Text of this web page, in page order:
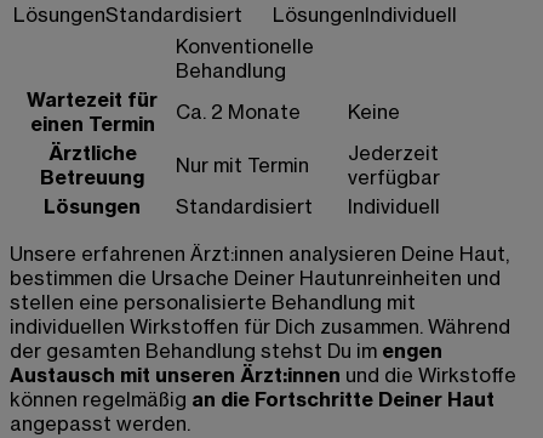
LösungenStandardisiert LösungenIndividuell
Konventionelle
Behandlung
Wartezeit für
einen Termin
Ca. 2 Monate
Keine
Ärztliche
Betreuung
Nur mit Termin
Jederzeit
verfügbar
Lösungen
Standardisiert
Individuell
Unsere erfahrenen Ärzt:innen analysieren Deine Haut,
bestimmen die Ursache Deiner Hautunreinheiten und
stellen eine personalisierte Behandlung mit
individuellen Wirkstoffen für Dich zusammen. Während
der gesamten Behandlung stehst Du im engen
Austausch mit unseren Ärzt:innen und die Wirkstoffe
können regelmäßig an die Fortschritte Deiner Haut
angepasst werden.